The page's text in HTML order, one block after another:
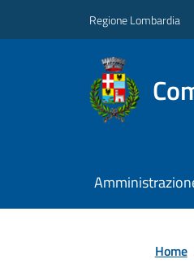
Regione Lombardia
Home